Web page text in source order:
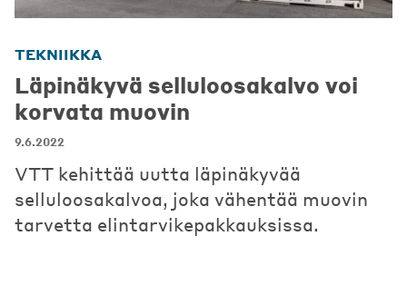
TEKNIIKKA
Läpinäkyvä selluloosakalvo voi
korvata muovin
9.6.2022
VTT kehittää uutta läpinäkyvää
selluloosakalvoa, joka vähentää muovin
tarvetta elintarvikepakkauksissa.